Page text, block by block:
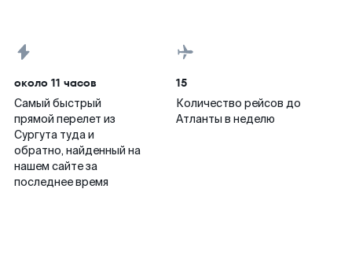
около 11 часов
Самый быстрый
прямой перелет из
Сургута туда и
обратно, найденный на
нашем сайте за
последнее время
15
Количество рейсов до
Атланты в неделю